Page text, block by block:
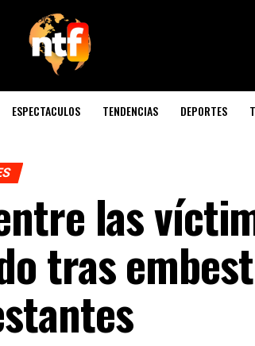
ESPECTACULOS TENDENCIAS DEPORTES
las
tras